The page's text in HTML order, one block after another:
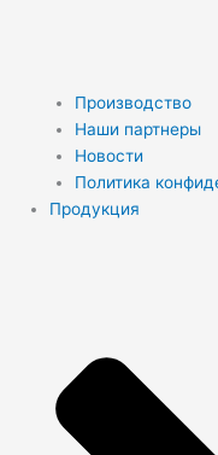
Производство
Наши партнеры
Новости
Политика
Продукция